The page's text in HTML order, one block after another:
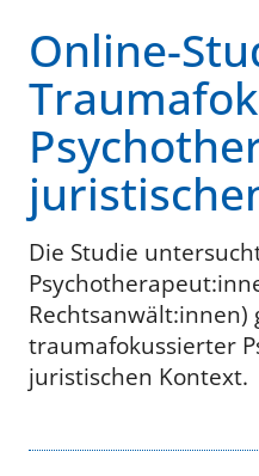
Online-
Die Studie
Rechtsanwält:innen)
traumafokussierter
juristischen Kontext.